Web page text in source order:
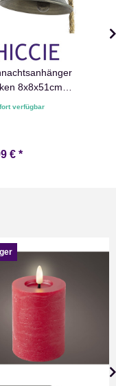
8x8x51cm
verfügbar
€ *